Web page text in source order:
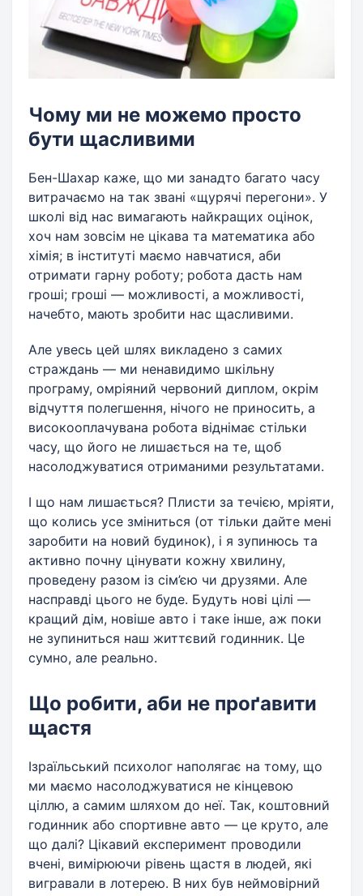
Чому ми не можемо просто
бути щасливими
Бен-Шахар каже, що ми занадто багато часу
витрачаємо на так звані «щурячі перегони». У
школі від нас вимагають найкращих оцінок,
хоч нам зовсім не цікава та математика або
хімія; в інституті маємо навчатися, аби
отримати гарну роботу; робота дасть нам
гроші; гроші — можливості, а можливості,
начебто, мають зробити нас щасливими.
Але увесь цей шлях викладено з самих
страждань — ми ненавидимо шкільну
програму, омріяний червоний диплом, окрім
відчуття полегшення, нічого не приносить, а
високооплачувана робота віднімає стільки
часу, що його не лишається на те, щоб
насолоджуватися отриманими результатами.
І що нам лишається? Плисти за течією, мріяти,
що колись усе зміниться (от тільки дайте мені
заробити на новий будинок), і я зупинюсь та
активно почну цінувати кожну хвилину,
проведену разом із сім’єю чи друзями. Але
насправді цього не буде. Будуть нові цілі —
кращий дім, новіше авто і таке інше, аж поки
не зупиниться наш життєвий годинник. Це
сумно, але реально.
Що робити, аби не проґавити
щастя
Ізраїльський психолог наполягає на тому, що
ми маємо насолоджуватися не кінцевою
ціллю, а самим шляхом до неї. Так, коштовний
годинник або спортивне авто — це круто, але
що далі? Цікавий експеримент проводили
вчені, вимірюючи рівень щастя в людей, які
вигравали в лотерею. В них був неймовірний